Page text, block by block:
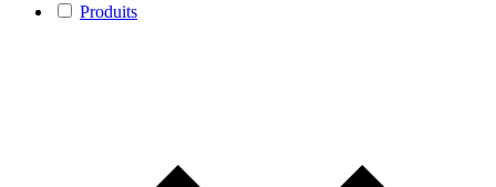
Produits